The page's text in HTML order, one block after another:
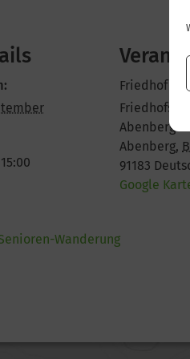
Friedhof
Abenberg
Abenberg,
91183
Google
Wanderung